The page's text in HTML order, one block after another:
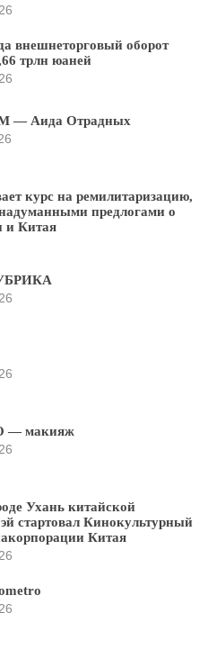
внешнеторговый оборот
трлн юаней
— Аида Отрадных
курс на ремилитаризацию,
предлогами о
и Китая
— макияж
Ухань китайской
стартовал Кинокультурный
Китая